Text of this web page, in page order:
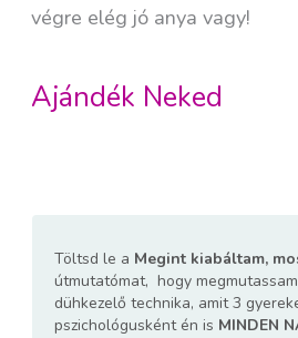
végre elég jó anya vagy!
Ajándék Neked
Töltsd le a Megint kiabáltam,
útmutatómat, hogy
dühkezelő technika, amit 3
pszichológusként én is MINDEN